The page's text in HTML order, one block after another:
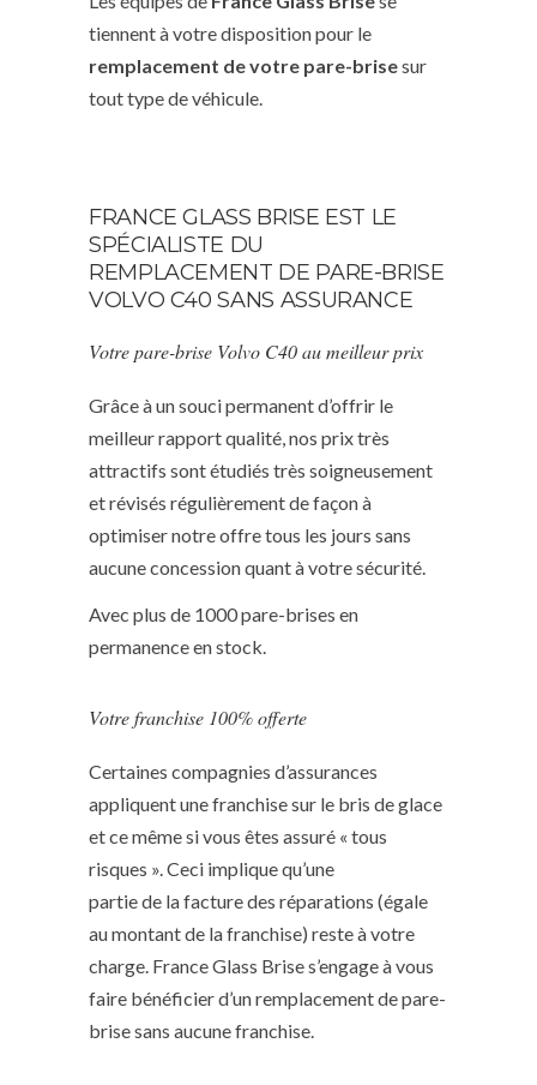
tiennent à votre disposition pour le
remplacement de votre pare-brisesur
tout type de véhicule.
FRANCE GLASS BRISE EST LE
SPÉCIALISTE DU
REMPLACEMENT DE PARE-BRISE
VOLVO C40 SANS ASSURANCE
Votre pare-brise Volvo C40 au meilleur prix
Grâce à un souci permanent d’offrir le
meilleur rapport qualité, nos prix très
attractifs sont étudiés très soigneusement
et révisés régulièrement de façon à
optimiser notre offre tous les jours sans
aucune concession quant à votre sécurité.
Avec plus de 1000 pare-brises en
permanence en stock.
Votre franchise 100% offerte
Certaines compagnies d’assurances
appliquent une franchise sur le bris de glace
et ce même si vous êtes assuré « tous
risques ». Ceci implique qu’une
partie de la facture des réparations (égale
au montant de la franchise) reste à votre
charge. France Glass Brise s’engage à vous
faire bénéficier d’un remplacement de pare-
brise sans aucune franchise.